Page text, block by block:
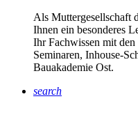
Als Muttergesellschaft
Ihnen ein besonderes
Ihr Fachwissen mit
Seminaren, Inhouse-
Bauakademie Ost.
search